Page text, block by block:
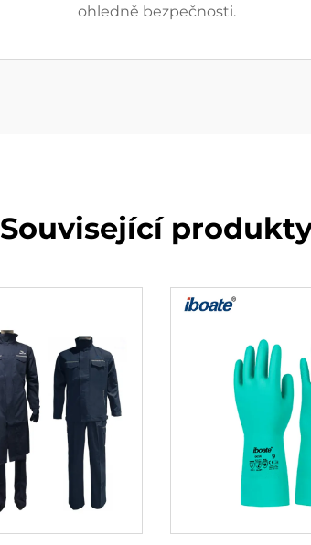
ohledně bezpečnosti.
Související